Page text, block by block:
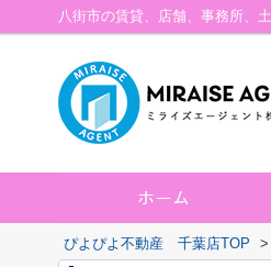
ぴよぴよ不動産 千葉店TOP >